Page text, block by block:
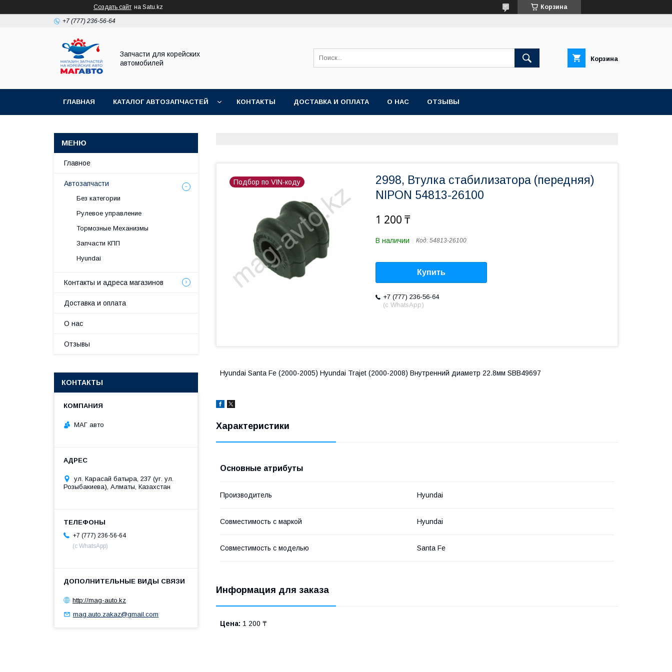
Создать сайт на Satu.kz Корзина
+7 (777) 236-56-64
Запчасти для корейских
автомобилей
Корзина
ГЛАВНАЯ КАТАЛОГ АВТОЗАПЧАСТЕЙ КОНТАКТЫ ДОСТАВКА И ОПЛАТА О НАС ОТЗЫВЫ
Подбор по VIN-коду
2998, Втулка стабилизатора (передняя)
NIPON 54813-26100
1 200 ₸
В наличии Код: 54813-26100
Купить
+7 (777) 236-56-64
(с WhatsApp)
Hyundai Santa Fe (2000-2005) Hyundai Trajet (2000-2008) Внутренний диаметр 22.8мм SBB49697
Характеристики
Основные атрибуты
Производитель Hyundai
Совместимость с маркой Hyundai
Совместимость с моделью Santa Fe
Информация для заказа
Цена: 1 200 ₸
Главное
Автозапчасти
Без категории
Рулевое управление
Тормозные Механизмы
Запчасти КПП
Hyundai
Контакты и адреса магазинов
Доставка и оплата
О нас
Отзывы
КОНТАКТЫ
МАГ авто
ул. Карасай батыра, 237 (уг. ул.
Розыбакиева), Алматы, Казахстан
+7 (777) 236-56-64
(с WhatsApp)
http://mag-auto.kz
mag.auto.zakaz@gmail.com